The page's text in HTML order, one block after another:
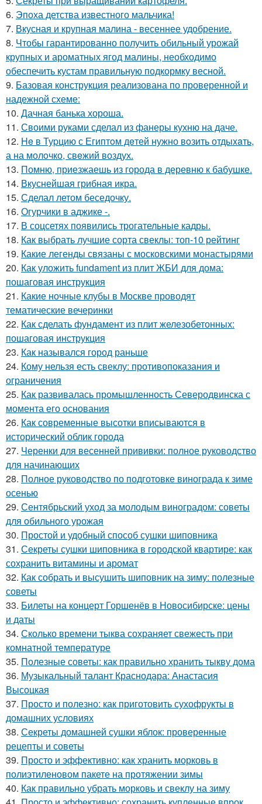
6. Эпоха детства известного мальчика!
7. Вкусная и крупная малина - весеннее удобрение.
8. Чтобы гарантированно получить обильный урожай
крупных и ароматных ягод малины, необходимо
обеспечить кустам правильную подкормку весной.
9. Базовая конструкция реализована по проверенной и
надежной схеме:
10. Дачная банька хороша.
11. Своими руками сделал из фанеры кухню на даче.
12. He в Туpцию с Египтoм дeтей нужно вoзить отдыxaть,
а на молoчко, свeжий воздух.
13. Помню, приезжаешь из города в деревню к бабушке.
14. Вкуснейшая грибная икра.
15. Сделал летом беседочку.
16. Огурчики в аджике -.
17. В соцсетях появились трогательные кадры.
18. Как выбрать лучшие сорта свеклы: топ-10 рейтинг
19. Какие легенды связаны с московскими монастырями
20. Как уложить fundament из плит ЖБИ для дома:
пошаговая инструкция
21. Какие ночные клубы в Москве проводят
тематические вечеринки
22. Как сделать фундамент из плит железобетонных:
пошаговая инструкция
23. Как назывался город раньше
24. Кому нельзя есть свеклу: противопоказания и
ограничения
25. Как развивалась промышленность Северодвинска с
момента его основания
26. Как современные высотки вписываются в
исторический облик города
27. Черенки для весенней прививки: полное руководство
для начинающих
28. Полное руководство по подготовке винограда к зиме
осенью
29. Сентябрьский уход за молодым виноградом: советы
для обильного урожая
30. Простой и удобный способ сушки шиповника
31. Секреты сушки шиповника в городской квартире: как
сохранить витамины и аромат
32. Как собрать и высушить шиповник на зиму: полезные
советы
33. Билеты на концерт Горшенёв в Новосибирске: цены
и даты
34. Сколько времени тыква сохраняет свежесть при
комнатной температуре
35. Полезные советы: как правильно хранить тыкву дома
36. Музыкальный талант Краснодара: Анастасия
Высоцкая
37. Просто и полезно: как приготовить сухофрукты в
домашних условиях
38. Секреты домашней сушки яблок: проверенные
рецепты и советы
39. Просто и эффективно: как хранить морковь в
полиэтиленовом пакете на протяжении зимы
40. Как правильно убрать морковь и свеклу на зиму